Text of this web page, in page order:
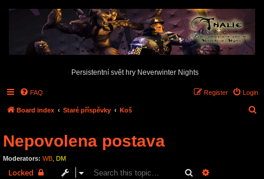
Persistentní svět hry Neverwinter Nights
FAQ Login
Register
Board index Staré příspěvky Koš
Nepovolena postava
Moderators: WB DM
Locked Search